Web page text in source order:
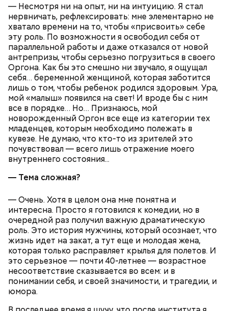
— Несмотря ни на опыт, ни на интуицию. Я стал
нервничать, рефлексировать: мне элементарно не
хватало времени на то, чтобы «присвоить» себе
эту роль. По возможности я освободил себя от
параллельной работы и даже отказался от новой
антрепризы, чтобы серьезно погрузиться в своего
Оргона. Как бы это смешно ни звучало, я ощущал
себя… беременной женщиной, которая заботится
лишь о том, чтобы ребенок родился здоровым. Ура,
мой «малыш» появился на свет! И вроде бы с ним
все в порядке… Но… Признаюсь, мой
новорожденный Оргон все еще из категории тех
младенцев, которым необходимо полежать в
кувезе. Не думаю, что кто-то из зрителей это
почувствовал — всего лишь отражение моего
внутреннего состояния...
— Тема сложная?
— Очень. Хотя в целом она мне понятна и
интересна. Просто я готовился к комедии, но в
очередной раз получил важную драматическую
роль. Это история мужчины, который осознает, что
жизнь идет на закат, а тут еще и молодая жена,
которая только расправляет крылья для полетов. И
это серьезное — почти 40-летнее — возрастное
несоответствие сказывается во всем: и в
понимании себя, и своей значимости, и трагедии, и
юмора.
беременным, кормящим женщинам;
людям с ослабленной иммунной системой;
пожилым;
детям.